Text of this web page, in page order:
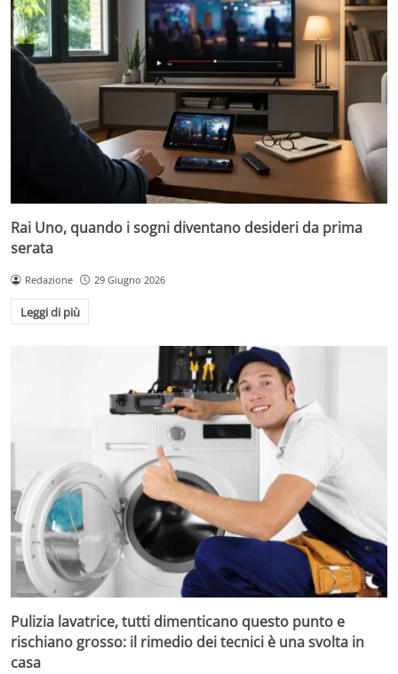
Rai Uno, quando i sogni diventano desideri da prima
serata
Redazione 29 Giugno 2026
Leggi di più
Pulizia lavatrice, tutti dimenticano questo punto e
rischiano grosso: il rimedio dei tecnici è una svolta in
casa